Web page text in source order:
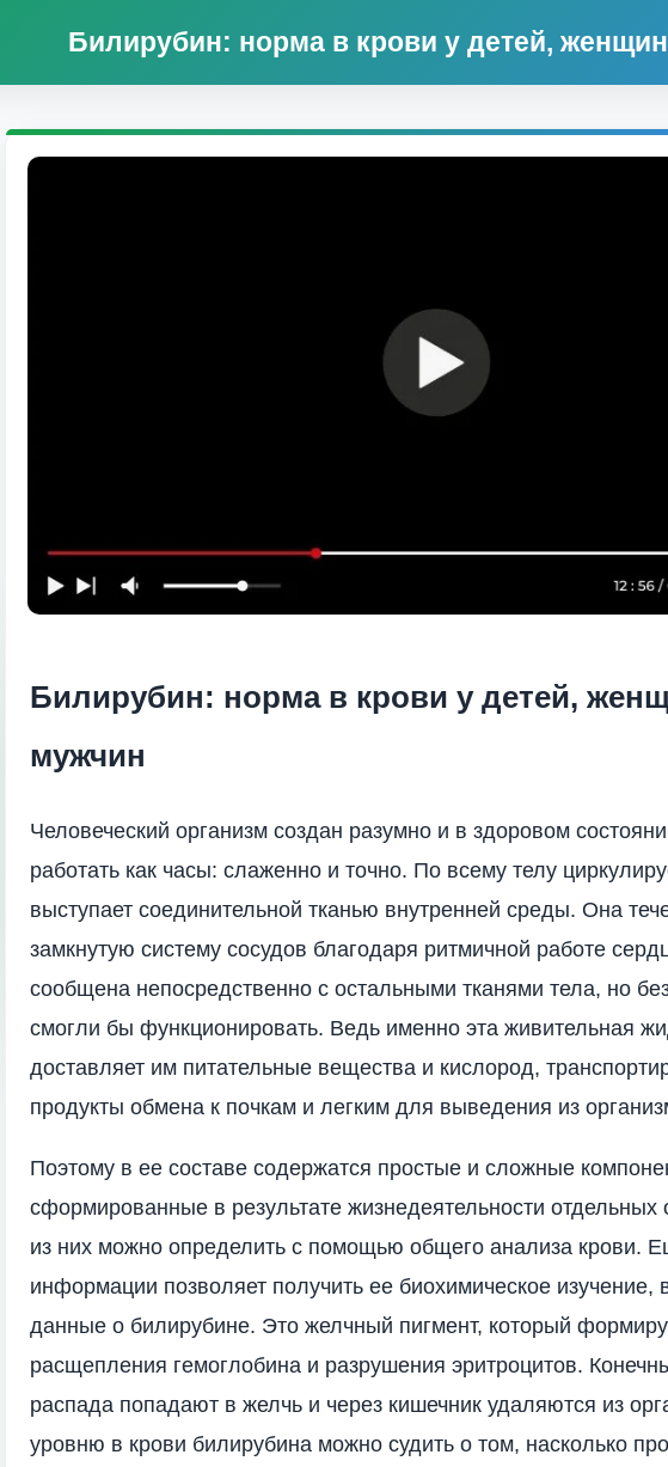
Билирубин: норма в крови у детей,
Билирубин: норма в крови у детей,
мужчин
Человеческий организм создан разумно и в здоровом
работать как часы: слаженно и точно. По всему телу
выступает соединительной тканью внутренней среды. Она
замкнутую систему сосудов благодаря ритмичной работе
сообщена непосредственно с остальными тканями тела, но
смогли бы функционировать. Ведь именно эта живительная
доставляет им питательные вещества и кислород,
продукты обмена к почкам и легким для выведения из
Поэтому в ее составе содержатся простые и сложные
сформированные в результате жизнедеятельности отдельных
из них можно определить с помощью общего анализа крови.
информации позволяет получить ее биохимическое изучение,
данные о билирубине. Это желчный пигмент, который
расщепления гемоглобина и разрушения эритроцитов.
распада попадают в желчь и через кишечник удаляются из
уровню в крови билирубина можно судить о том, насколько